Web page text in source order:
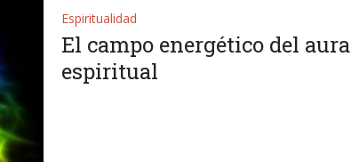
Espiritualidad
El campo energético del aura
espiritual